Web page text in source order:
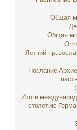
Общая
Общая
Летний
Послание
Итоги
столетию